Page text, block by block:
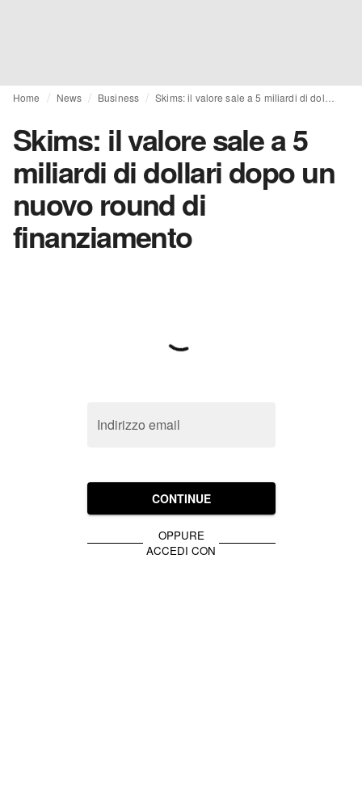
Home News Business
Skims: il valore sale a 5
miliardi di dollari dopo un
nuovo round di
finanziamento
Indirizzo email
CONTINUE
OPPURE
ACCEDI CON